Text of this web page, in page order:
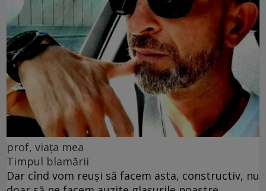
prof, viața mea
Timpul blamării
Dar cînd vom reuși să facem asta, constructiv, nu